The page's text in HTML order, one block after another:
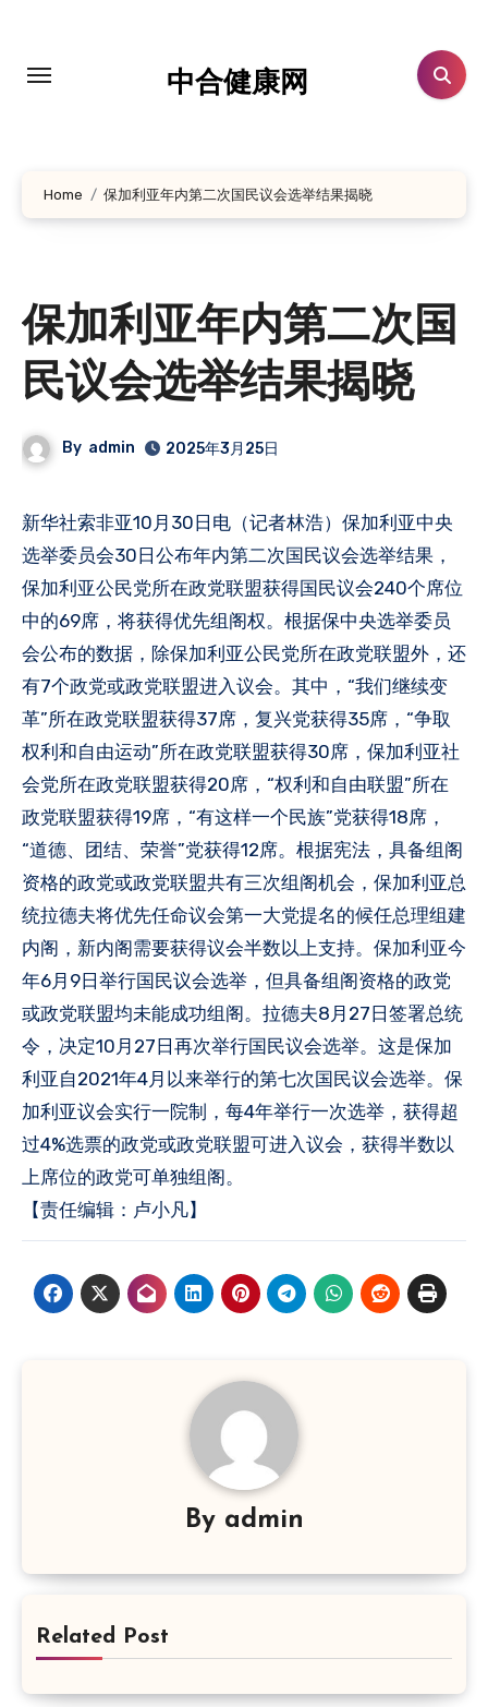
中合健康网
Home 保加利亚年内第二次国民议会选举结果揭晓
保加利亚年内第二次国
民议会选举结果揭晓
By admin 2025年3月25日
新华社索非亚10月30日电（记者林浩）保加利亚中央
选举委员会30日公布年内第二次国民议会选举结果，
保加利亚公民党所在政党联盟获得国民议会240个席位
中的69席，将获得优先组阁权。根据保中央选举委员
会公布的数据，除保加利亚公民党所在政党联盟外，还
有7个政党或政党联盟进入议会。其中，“我们继续变
革”所在政党联盟获得37席，复兴党获得35席，“争取
权利和自由运动”所在政党联盟获得30席，保加利亚社
会党所在政党联盟获得20席，“权利和自由联盟”所在
政党联盟获得19席，“有这样一个民族”党获得18席，
“道德、团结、荣誉”党获得12席。根据宪法，具备组阁
资格的政党或政党联盟共有三次组阁机会，保加利亚总
统拉德夫将优先任命议会第一大党提名的候任总理组建
内阁，新内阁需要获得议会半数以上支持。保加利亚今
年6月9日举行国民议会选举，但具备组阁资格的政党
或政党联盟均未能成功组阁。拉德夫8月27日签署总统
令，决定10月27日再次举行国民议会选举。这是保加
利亚自2021年4月以来举行的第七次国民议会选举。保
加利亚议会实行一院制，每4年举行一次选举，获得超
过4%选票的政党或政党联盟可进入议会，获得半数以
上席位的政党可单独组阁。
【责任编辑：卢小凡】
By admin
Related Post